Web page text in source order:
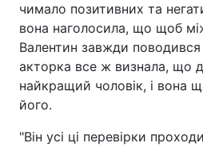
чимало позитивних та
вона наголосила, що щоб
Валентин завжди
акторка все ж визнала, що
найкращий чоловік, і вона
його.
"Він усі ці перевірки